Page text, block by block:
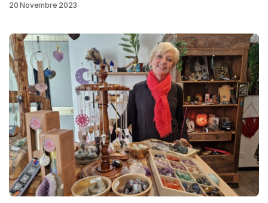
20 Novembre 2023